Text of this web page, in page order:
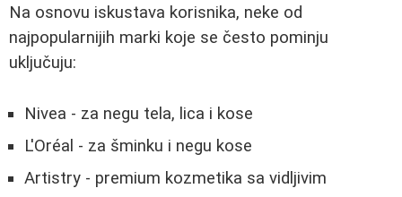
Na osnovu iskustava korisnika, neke od
najpopularnijih marki koje se često pominju
uključuju:
Nivea - za negu tela, lica i kose
L'Oréal - za šminku i negu kose
Artistry - premium kozmetika sa vidljivim